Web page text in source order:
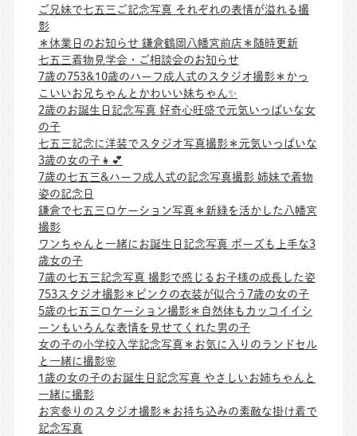
ご兄妹で七五三ご記念写真 それぞれの表情が溢れる撮
影
＊休業日のお知らせ 鎌倉鶴岡八幡宮前店＊随時更新
七五三着物見学会・ご相談会のお知らせ
7歳の753&10歳のハーフ成人式のスタジオ撮影＊かっ
こいいお兄ちゃんとかわいい妹ちゃん✨
2歳のお誕生日記念写真 好奇心旺盛で元気いっぱいな女
の子
七五三記念に洋装でスタジオ写真撮影＊元気いっぱいな
3歳の女の子👧💕
7歳の七五三&ハーフ成人式の記念写真撮影 姉妹で着物
姿の記念日
鎌倉で七五三ロケーション写真＊新緑を活かした八幡宮
撮影
ワンちゃんと一緒にお誕生日記念写真 ポーズも上手な3
歳女の子
7歳の七五三記念写真 撮影で感じるお子様の成長した姿
753スタジオ撮影＊ピンクの衣装が似合う7歳の女の子
5歳の七五三ロケーション撮影＊自然体もカッコイイシ
ーンもいろんな表情を見せてくれた男の子
女の子の小学校入学記念写真＊お気に入りのランドセル
と一緒に撮影🌸
1歳の女の子のお誕生日記念写真 やさしいお姉ちゃんと
一緒に撮影
お宮参りのスタジオ撮影＊お持ち込みの素敵な掛け着で
記念写真